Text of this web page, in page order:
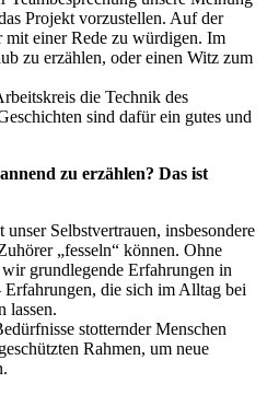
Projekt vorzustellen. Auf der
mit einer Rede zu würdigen. Im
zu erzählen, oder einen Witz zum
die Technik des
sind dafür ein gutes und
zu erzählen? Das ist
Selbstvertrauen, insbesondere
„fesseln“ können. Ohne
grundlegende Erfahrungen in
die sich im Alltag bei
lassen.
stotternder Menschen
Rahmen, um neue